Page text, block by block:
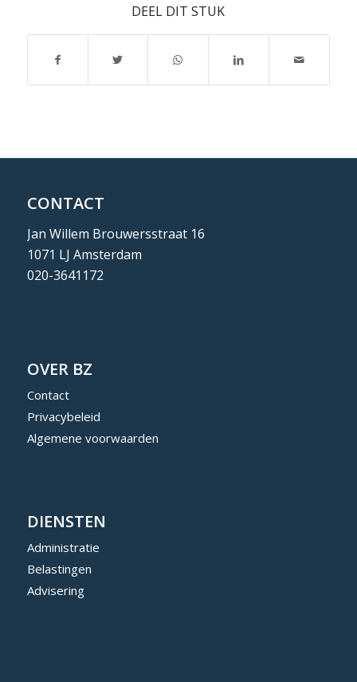
DEEL DIT STUK
CONTACT
Jan Willem Brouwersstraat 16
1071 LJ Amsterdam
020-3641172
OVER BZ
Contact
Privacybeleid
Algemene voorwaarden
DIENSTEN
Administratie
Belastingen
Advisering